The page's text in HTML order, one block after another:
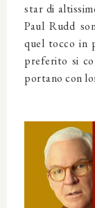
star di
Paul Rudd
quel tocco in
preferito si
portano con